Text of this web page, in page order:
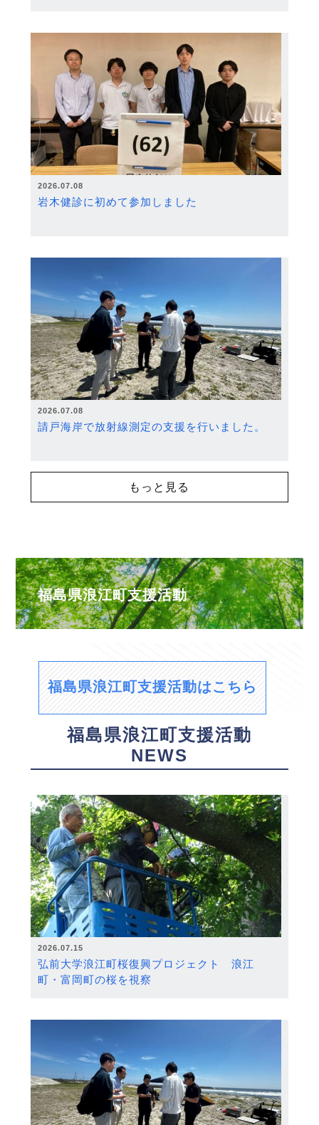
2026.07.08
岩木健診に初めて参加しました
2026.07.08
請戸海岸で放射線測定の支援を行いました。
もっと見る
福島県浪江町支援活動
福島県浪江町支援活動はこちら
福島県浪江町支援活動
NEWS
2026.07.15
弘前大学浪江町桜復興プロジェクト 浪江
町・富岡町の桜を視察